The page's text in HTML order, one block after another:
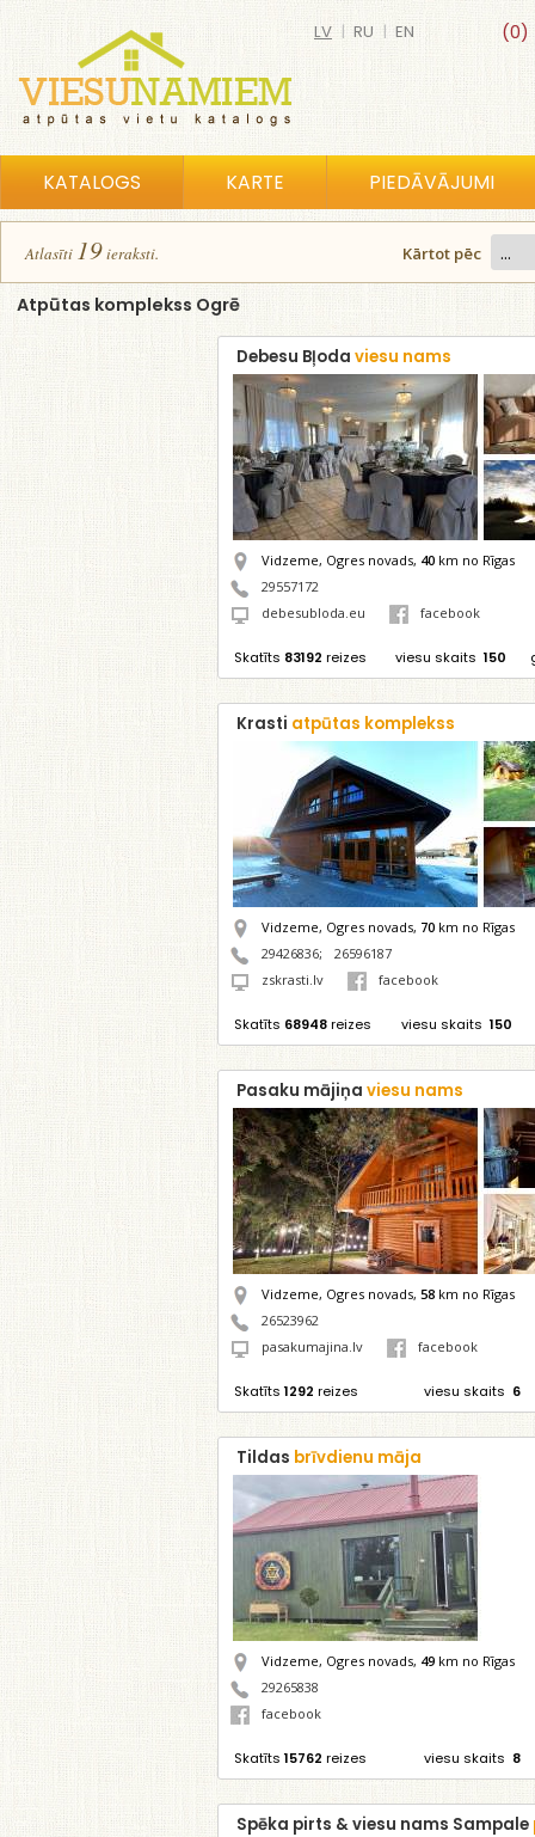
(0)
LV | RU | EN
KATALOGS KARTE PIEDĀVĀJUMI
Atlasīti 19ieraksti. Kārtot pēc
Atpūtas komplekss Ogrē
Debesu Bļoda viesu nams
Vidzeme, Ogres novads, 40 km no Rīgas
29557172
debesubloda.eu
facebook
Skatīts 83192 reizes viesu skaits 150
Krasti atpūtas komplekss
Vidzeme, Ogres novads, 70 km no Rīgas
29426836;
26596187
zskrasti.lv
facebook
Skatīts 68948reizes viesu skaits 150
Pasaku mājiņa viesu nams
Vidzeme, Ogres novads, 58 km no Rīgas
26523962
pasakumajina.lv
facebook
Skatīts 1292 reizes viesu skaits 6
Tildas brīvdienu māja
Vidzeme, Ogres novads, 49 km no Rīgas
29265838
facebook
Skatīts 15762 reizes viesu skaits 8
Spēka pirts & viesu nams Sampale